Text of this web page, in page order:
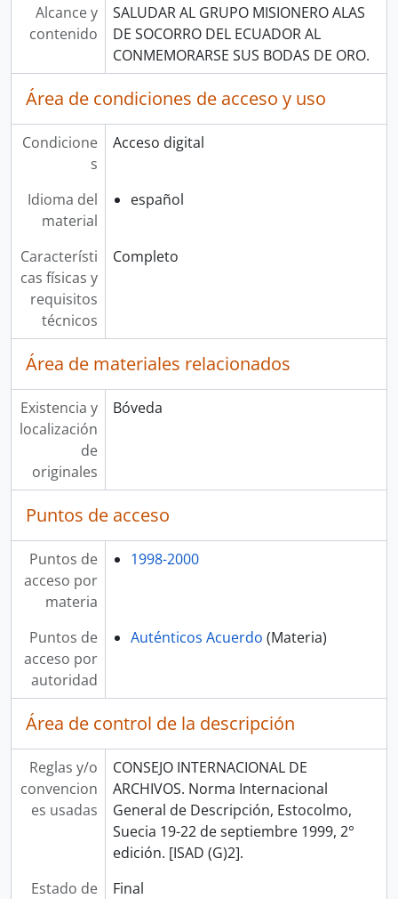
Alcance y
contenido
SALUDAR AL GRUPO MISIONERO ALAS
DE SOCORRO DEL ECUADOR AL
CONMEMORARSE SUS BODAS DE ORO.
Área de condiciones de acceso y uso
Condicione
s
Acceso digital
Idioma del
material
español
Característi
cas físicas y
requisitos
técnicos
Completo
Área de materiales relacionados
Existencia y
localización
de
originales
Bóveda
Puntos de acceso
Puntos de
acceso por
materia
1998-2000
Puntos de
acceso por
autoridad
Auténticos Acuerdo (Materia)
Área de control de la descripción
Reglas y/o
convencion
es usadas
CONSEJO INTERNACIONAL DE
ARCHIVOS. Norma Internacional
General de Descripción, Estocolmo,
Suecia 19-22 de septiembre 1999, 2°
edición. [ISAD (G)2].
Estado de
Final